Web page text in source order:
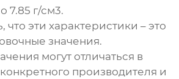
7.85 г/см3.
эти характеристики – это
значения.
могут отличаться в
производителя и